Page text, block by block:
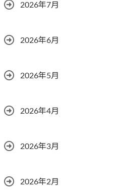
2026年7月
2026年6月
2026年5月
2026年4月
2026年3月
2026年2月